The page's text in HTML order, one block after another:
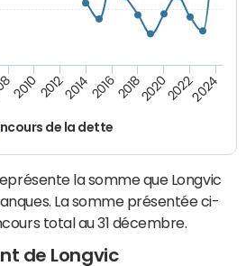
de la dette
2010 2012201420162018202020222024
la somme que Longvic
La somme présentée ci-
total au 31 décembre.
de Longvic